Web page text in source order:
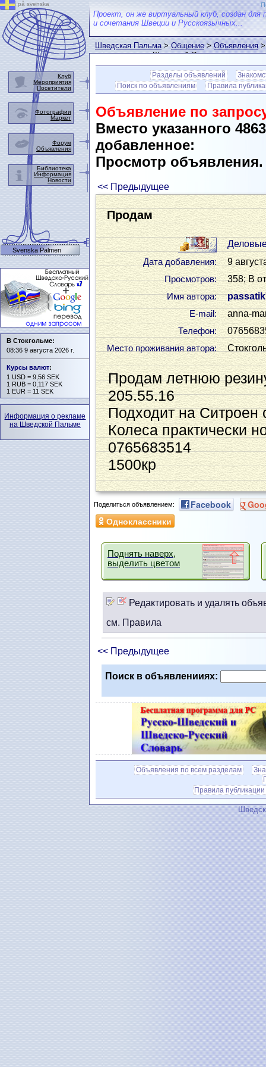
Проект, он же виртуальный клуб, создан для
и сочетания Швеции и Русскоязычных...
Шведская Пальма>Общение>Объявления>
пользователем Шведской Пальмы
Разделы объявлений
Поиск по объявлениям
Правила
Объявление по
Вместо указанного
добавленное:
Просмотр
<< Предыдущее
Продам
Дата добавления: 9
Просмотров: 358; В
Имя автора:
Е-mail: anna-
Телефон:
Место проживания автора:
Продам летнюю
205.55.16
Подходит на Ситроен
Колеса практически
0765683514
1500кр
Поделиться объявлением: Facebook
Одноклассники
Поднять наверх,
выделить цветом
Редактировать и удалять
см. Правила
<< Предыдущее
Поиск в объявленииях:
Объявления по всем разделам
Правила публикации
på svenska
Клуб
Мероприятия
Посетители
Фотографии
Маркет
Форум
Объявления
Библиотека
Информация
Новости
Svenska Palmen
В Стокгольме:
08:36 9 августа 2026 г.
Курсы валют:
1 USD = 9,56 SEK
1 RUB = 0,117 SEK
1 EUR = 11 SEK
Информация о рекламе
на Шведской Пальме